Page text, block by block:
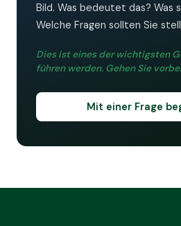
Bild. Was bedeutet das? Was
Welche Fragen sollten Sie
Dies ist eines der wichtigsten
führen werden. Gehen Sie
Mit einer Frage